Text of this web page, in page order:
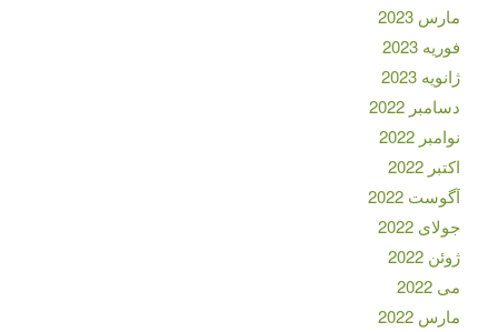
مارس 2023
فوریه 2023
ژانویه 2023
دسامبر 2022
نوامبر 2022
اکتبر 2022
آگوست 2022
جولای 2022
ژوئن 2022
می 2022
مارس 2022